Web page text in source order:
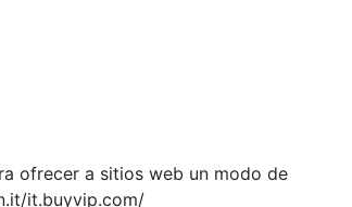
ofrecer a sitios web un modo de
it.buyvip.com/